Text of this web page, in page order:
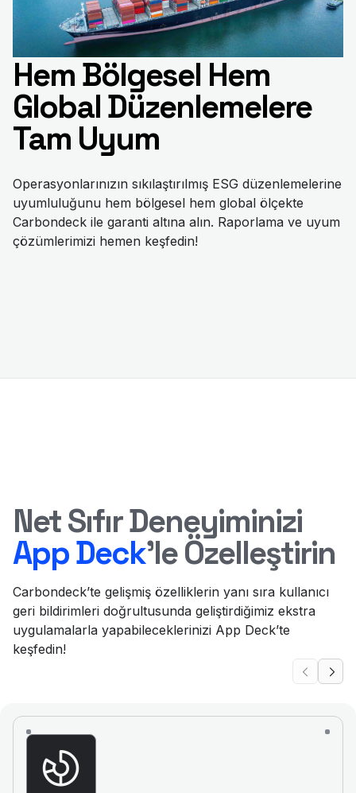
Hem Bölgesel Hem
Global Düzenlemelere
Tam Uyum
Operasyonlarınızın sıkılaştırılmış ESG düzenlemelerine
uyumluluğunu hem bölgesel hem global ölçekte
Carbondeck ile garanti altına alın. Raporlama ve uyum
çözümlerimizi hemen keşfedin!
Net Sıfır Deneyiminizi
App Deck’le Özelleştirin
Carbondeck’te gelişmiş özelliklerin yanı sıra kullanıcı
geri bildirimleri doğrultusunda geliştirdiğimiz ekstra
uygulamalarla yapabileceklerinizi App Deck’te
keşfedin!